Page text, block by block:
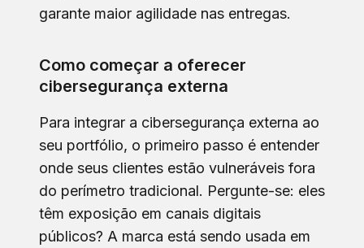
garante maior agilidade nas entregas.
Como começar a oferecer
cibersegurança externa
Para integrar a cibersegurança externa ao
seu portfólio, o primeiro passo é entender
onde seus clientes estão vulneráveis fora
do perímetro tradicional. Pergunte-se: eles
têm exposição em canais digitais
públicos? A marca está sendo usada em